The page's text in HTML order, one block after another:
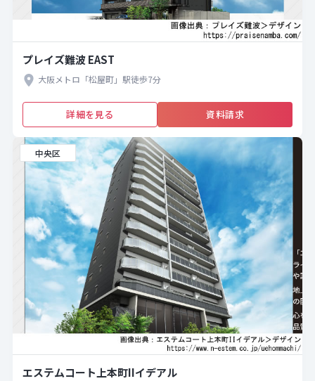
プレイズ難波 EAST
大阪メトロ「松屋町」駅徒歩7分
詳細を見る 資料請求
中央区
エステムコート上本町IIイデアル